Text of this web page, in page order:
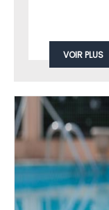
VOIR PLUS